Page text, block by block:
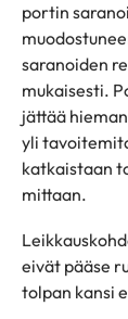
portin
saranoiden
mukaisesti.
jättää
yli
katkaistaan
mittaan.
eivät pääse
tolpan kansi